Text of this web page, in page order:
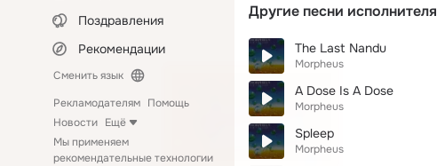
Поздравления
Рекомендации
Сменить язык
Рекламодателям Помощь
Новости Ещё
Мы применяем
рекомендательные технологии
Другие песни исполнителя
The Last Nandu
Morpheus
A Dose Is A Dose
Morpheus
Spleep
Morpheus